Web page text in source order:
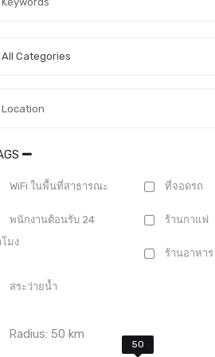
All Categories
WiFi ในพื้นที่สาธารณะ ที่จอดรถ
พนักงานต้อนรับ 24
มง
ร้านกาแฟ
ร้านอาหาร
สระว่ายน้ำ
Radius:50 km